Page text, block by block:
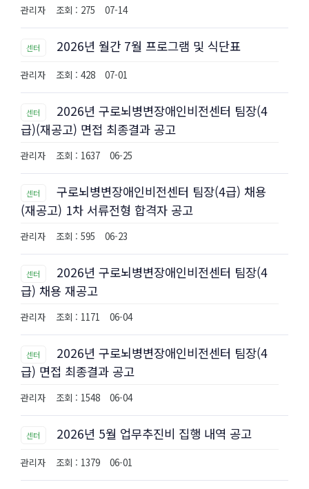
관리자 조회 : 275 07-14
센터 2026년 월간 7월 프로그램 및 식단표
관리자 조회 : 428 07-01
센터
2026년 구로뇌병변장애인비전센터 팀장(4
급)(재공고) 면접 최종결과 공고
관리자 조회 : 1637 06-25
센터
구로뇌병변장애인비전센터 팀장(4급) 채용
(재공고) 1차 서류전형 합격자 공고
관리자 조회 : 595 06-23
센터
2026년 구로뇌병변장애인비전센터 팀장(4
급) 채용 재공고
관리자 조회 : 1171 06-04
센터
2026년 구로뇌병변장애인비전센터 팀장(4
급) 면접 최종결과 공고
관리자 조회 : 1548 06-04
센터 2026년 5월 업무추진비 집행 내역 공고
관리자 조회 : 1379 06-01